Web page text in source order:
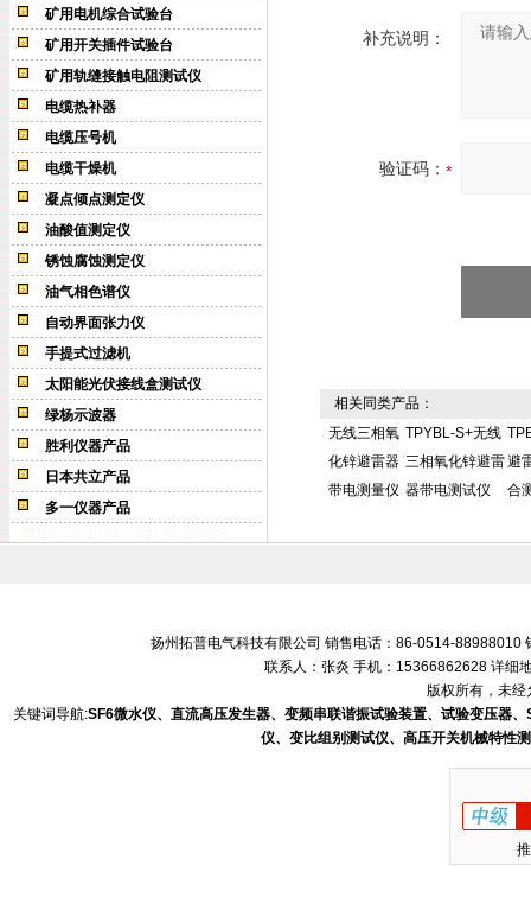
矿用电机综合试验台
矿用开关插件试验台
矿用轨缝接触电阻测试仪
电缆热补器
电缆压号机
电缆干燥机
凝点倾点测定仪
油酸值测定仪
锈蚀腐蚀测定仪
油气相色谱仪
自动界面张力仪
手提式过滤机
太阳能光伏接线盒测试仪
绿杨示波器
胜利仪器产品
日本共立产品
多一仪器产品
补充说明：
验证码：
相关同类产品：
无线三相氧
化锌避雷器
带电测量仪
TPYBL-S+无线
三相氧化锌避雷
器带电测试仪
避
合
扬州拓普电气科技有限公司 销售电话：86-0514-88988010
联系人：张炎 手机：15366862628 详细
版权所有，未
关键词导航:SF6微水仪、直流高压发生器、变频串联谐振试验装置、试验变压器
仪、变比组别测试仪、高压开关机械特性